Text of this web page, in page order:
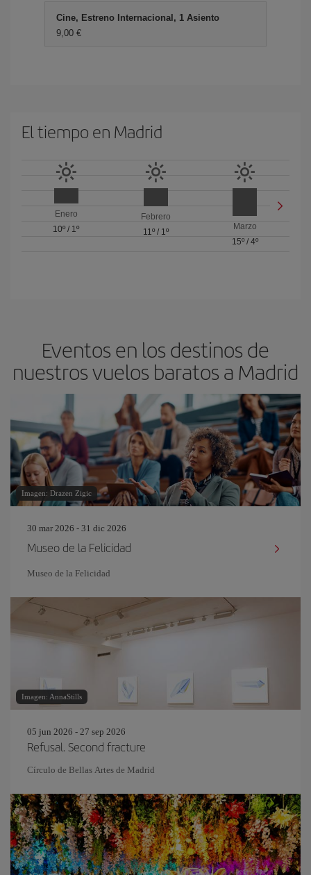
Cine, Estreno Internacional, 1 Asiento
9,00 €
El tiempo en Madrid
Enero
10º / 1º
Febrero
11º/ 1º
Marzo
15º/ 4º
Eventos en los destinos de
nuestros vuelos baratos a Madrid
Imagen: Drazen Zigic
30 mar 2026 - 31 dic 2026
Museo de la Felicidad
Museo de la Felicidad
Imagen: AnnaStills
05 jun 2026 - 27 sep 2026
Refusal. Second fracture
Círculo de Bellas Artes de Madrid